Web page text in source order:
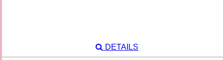
DETAILS